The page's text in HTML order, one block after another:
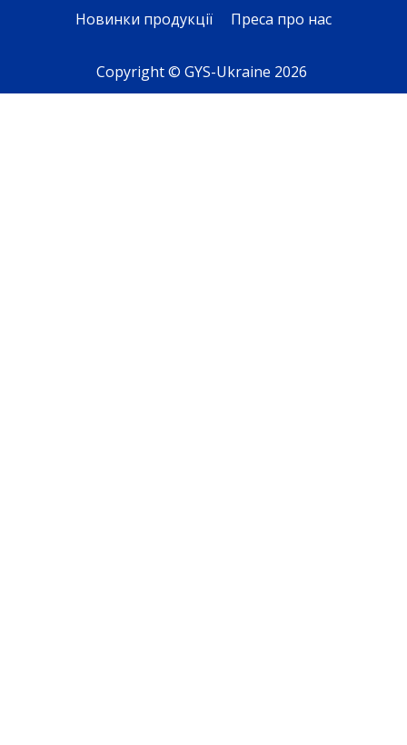
Новинки продукції
Преса про нас
Copyright © GYS-Ukraine 2026